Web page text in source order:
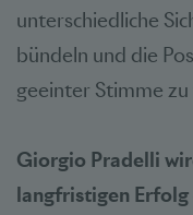
unterschiedliche
bündeln und die
geeinter Stimme
Giorgio Pradelli
langfristigen Erfolg